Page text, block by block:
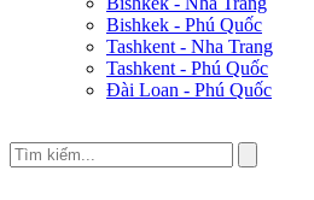
Bishkek - Phú Quốc
Tashkent - Nha Trang
Tashkent - Phú Quốc
Đài Loan - Phú Quốc